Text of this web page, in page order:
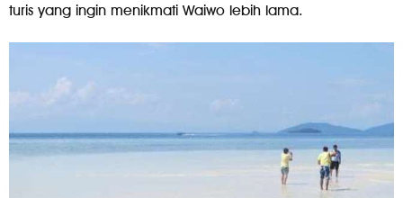
turis yang ingin menikmati Waiwo lebih lama.